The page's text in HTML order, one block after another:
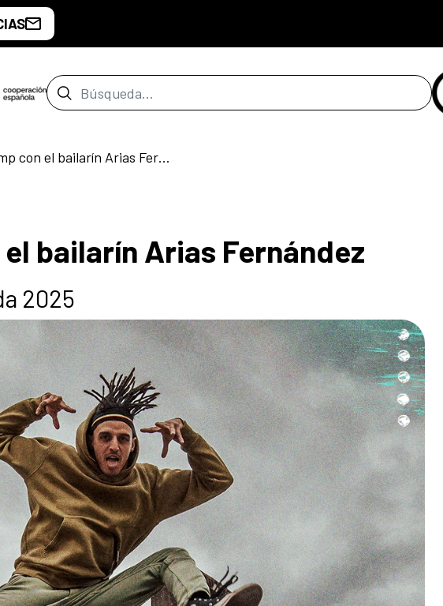
Barra de búsqueda
Taller de krump con el bailarín Arias Fernández
bailarín Arias Fernández
2025